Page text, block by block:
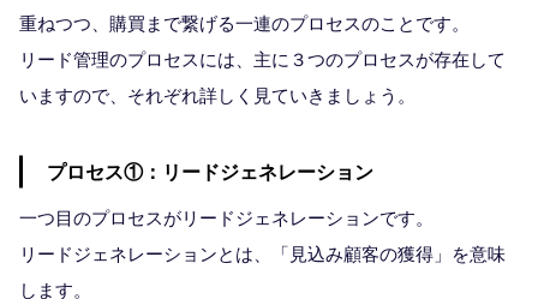
重ねつつ、購買まで繋げる一連のプロセスのことです。
リード管理のプロセスには、主に３つのプロセスが存在して
いますので、それぞれ詳しく見ていきましょう。
プロセス①：リードジェネレーション
一つ目のプロセスがリードジェネレーションです。
リードジェネレーションとは、「見込み顧客の獲得」を意味
します。